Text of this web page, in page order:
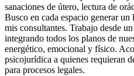
sanaciones de útero, lectura de
Busco en cada espacio generar
mis consultantes. Trabajo desde
integrando todos los planos de
energético, emocional y físico.
psicojurídica a quienes requieran
para procesos legales.